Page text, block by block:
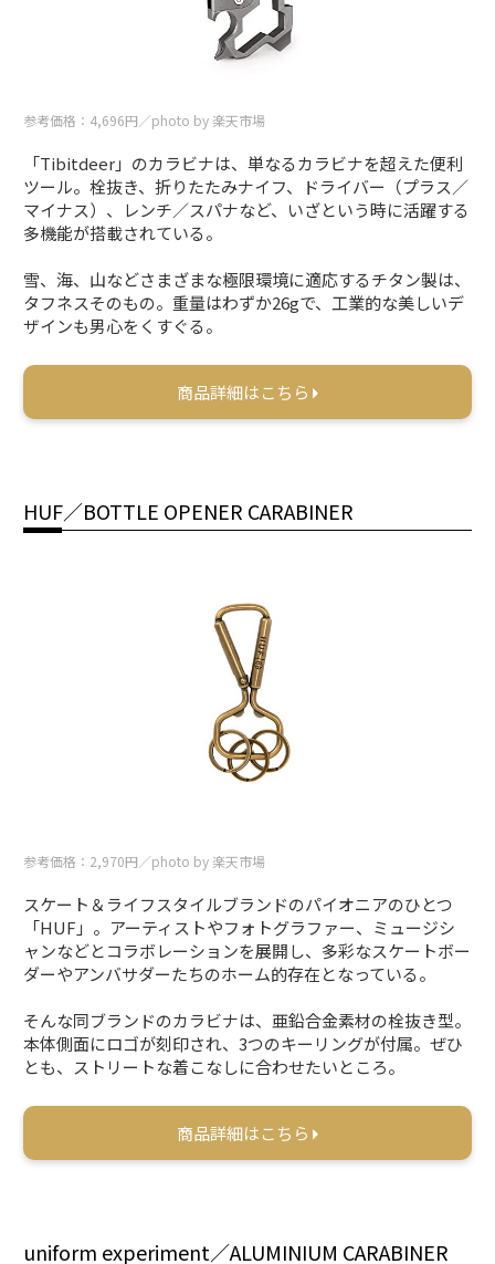
参考価格：4,696円／photo by 楽天市場
「Tibitdeer」のカラビナは、単なるカラビナを超えた便利
ツール。栓抜き、折りたたみナイフ、ドライバー（プラス／
マイナス）、レンチ／スパナなど、いざという時に活躍する
多機能が搭載されている。
雪、海、山などさまざまな極限環境に適応するチタン製は、
タフネスそのもの。重量はわずか26gで、工業的な美しいデ
ザインも男心をくすぐる。
商品詳細はこちら
HUF／BOTTLE OPENER CARABINER
参考価格：2,970円／photo by 楽天市場
スケート＆ライフスタイルブランドのパイオニアのひとつ
「HUF」。アーティストやフォトグラファー、ミュージシ
ャンなどとコラボレーションを展開し、多彩なスケートボー
ダーやアンバサダーたちのホーム的存在となっている。
そんな同ブランドのカラビナは、亜鉛合金素材の栓抜き型。
本体側面にロゴが刻印され、3つのキーリングが付属。ぜひ
とも、ストリートな着こなしに合わせたいところ。
商品詳細はこちら
uniform experiment／ALUMINIUM CARABINER